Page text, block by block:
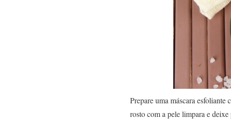
Prepare uma máscara
rosto com a pele limpara e